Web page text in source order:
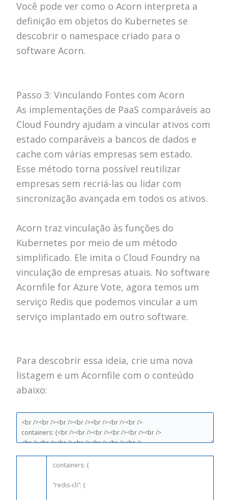
Você pode ver como o Acorn interpreta a
definição em objetos do Kubernetes se
descobrir o namespace criado para o
software Acorn.
Passo 3: Vinculando Fontes com Acorn
As implementações de PaaS comparáveis ​​ao
Cloud Foundry ajudam a vincular ativos com
estado comparáveis ​​a bancos de dados e
cache com várias empresas sem estado.
Esse método torna possível reutilizar
empresas sem recriá-las ou lidar com
sincronização avançada em todos os ativos.
Acorn traz vinculação às funções do
Kubernetes por meio de um método
simplificado. Ele imita o Cloud Foundry na
vinculação de empresas atuais. No software
Acornfile for Azure Vote, agora temos um
serviço Redis que podemos vincular a um
serviço implantado em outro software.
Para descobrir essa ideia, crie uma nova
listagem e um Acornfile com o conteúdo
abaixo:
containers: {
“redis-cli”: {